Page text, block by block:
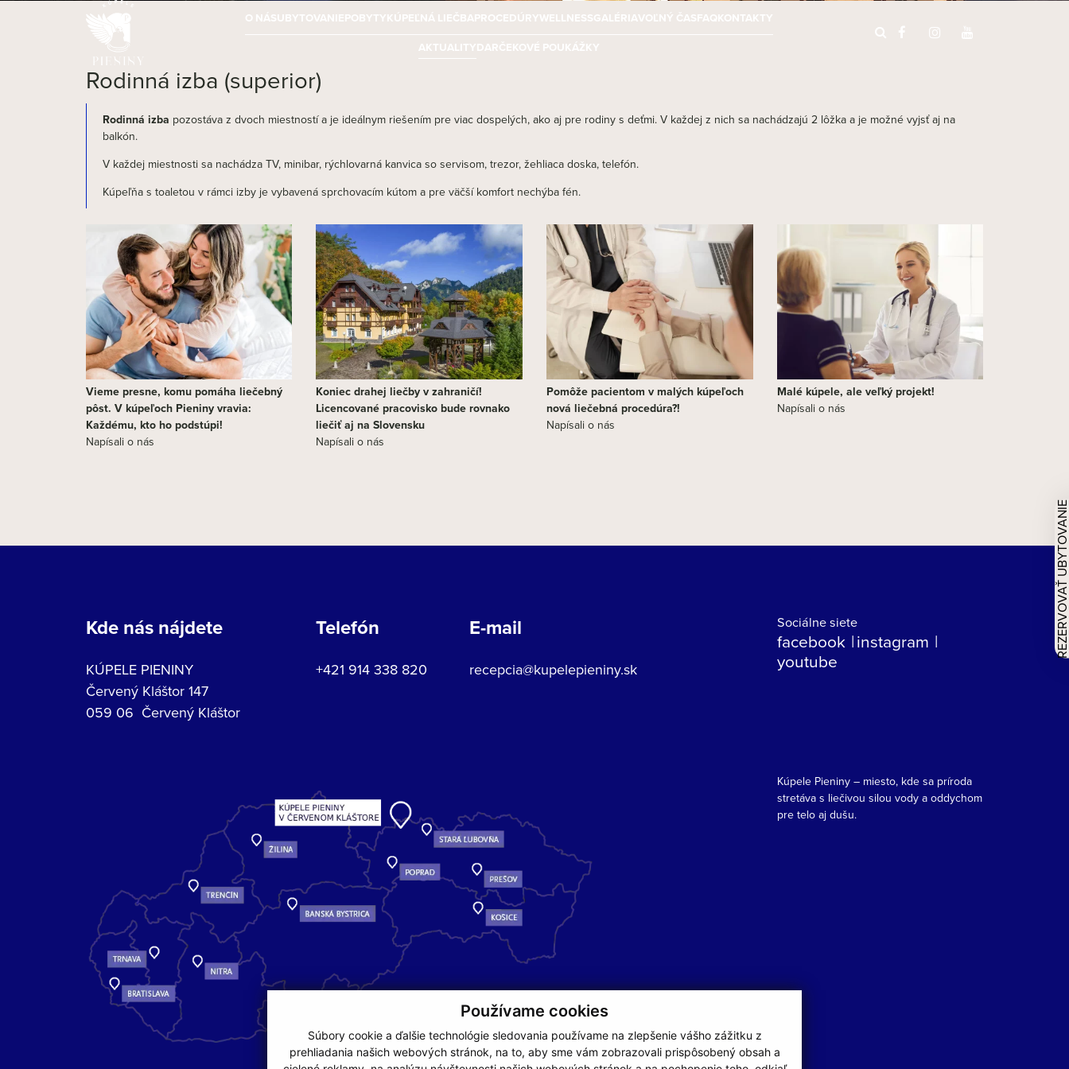
Používame cookies
Súbory cookie a ďalšie technológie sledovania používame na zlepšenie vášho zážitku z
prehliadania našich webových stránok, na to, aby sme vám zobrazovali prispôsobený obsah a
O NÁSUBYTOVANIEPOBYTYKÚPEĽNÁ LIEČBAPROCEDÚRYWELLNESSGALÉRIAVOĽNÝ ČASFAQKONTAKTY
AKTUALITYDARČEKOVÉ POUKÁŽKY
Rodinná izba (superior)
Rodinná izba pozostáva z dvoch miestností a je ideálnym riešením pre viac dospelých, ako aj pre rodiny s deťmi. V každej z nich sa nachádzajú 2 lôžka a je možné vyjsť aj na
balkón.
V každej miestnosti sa nachádza TV, minibar, rýchlovarná kanvica so servisom, trezor, žehliaca doska, telefón.
Kúpeľňa s toaletou v rámci izby je vybavená sprchovacím kútom a pre väčší komfort nechýba fén.
Vieme presne, komu pomáha liečebný
pôst. V kúpeľoch Pieniny vravia:
Každému, kto ho podstúpi!
Napísali o nás
Koniec drahej liečby v zahraničí!
Licencované pracovisko bude rovnako
liečiť aj na Slovensku
Napísali o nás
Pomôže pacientom v malých kúpeľoch
nová liečebná procedúra?!
Napísali o nás
Malé kúpele, ale veľký projekt!
Napísali o nás
Kde nás nájdete
KÚPELE PIENINY
Červený Kláštor 147
059 06 Červený Kláštor
Telefón
+421 914 338 820
E-mail
recepcia@kupelepieniny.sk
Sociálne siete
facebook instagram
youtube
Kúpele Pieniny – miesto, kde sa príroda
stretáva s liečivou silou vody a oddychom
pre telo aj dušu.